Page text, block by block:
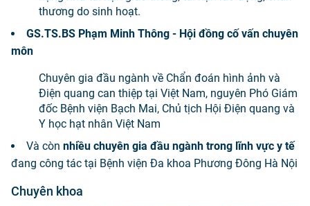
thương do sinh hoạt.
GS.TS.BS Phạm Minh Thông - Hội đồng cố vấn chuyên
môn
Chuyên gia đầu ngành về Chẩn đoán hình ảnh và
Điện quang can thiệp tại Việt Nam, nguyên Phó Giám
đốc Bệnh viện Bạch Mai, Chủ tịch Hội Điện quang và
Y học hạt nhân Việt Nam
Và còn nhiều chuyên gia đầu ngành trong lĩnh vực y tế
đang công tác tại Bệnh viện Đa khoa Phương Đông Hà Nội
Chuyên khoa